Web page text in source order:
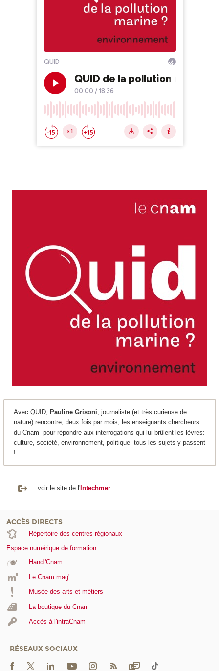
Avec QUID, Pauline Grisoni, journaliste (et très curieuse de
nature) rencontre, deux fois par mois, les enseignants chercheurs
du Cnam pour répondre aux interrogations qui lui brûlent les lèvres:
culture, société, environnement, politique, tous les sujets y passent
!
voir le site de l' Intechmer
ACCÈS DIRECTS
Répertoire des centres régionaux
Espace numérique de formation
Handi'Cnam
Le Cnam mag'
Musée des arts et métiers
La boutique du Cnam
Accès à l'intraCnam
RÉSEAUX SOCIAUX